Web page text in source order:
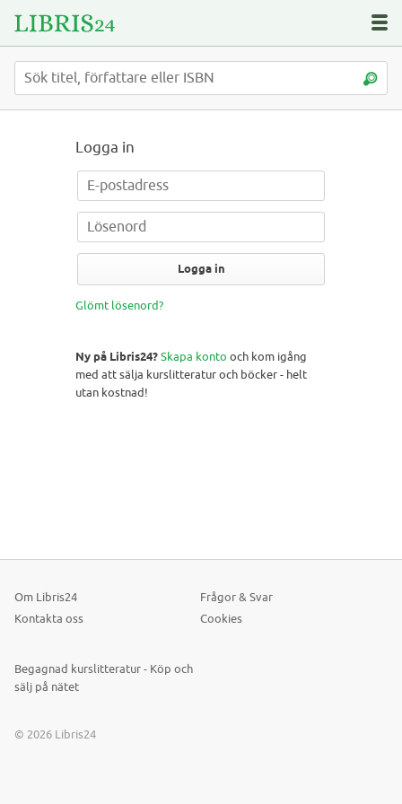
Logga in
Logga in
Glömt lösenord?
Ny på Libris24?Skapa konto och kom igång
med att sälja kurslitteratur och böcker - helt
utan kostnad!
Om Libris24
Frågor & Svar
Kontakta oss
Cookies
Begagnad kurslitteratur - Köp och
sälj på nätet
© 2026 Libris24